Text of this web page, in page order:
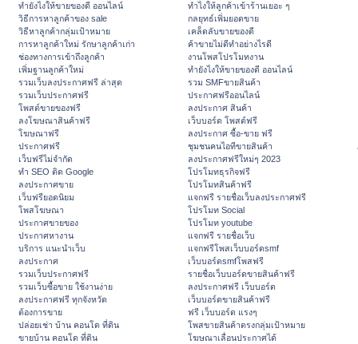
ทํายังไงให้ขายของดี ออนไลน์
วิธีการหาลูกค้าของ sale
วิธีหาลูกค้ากลุ่มเป้าหมาย
การหาลูกค้าใหม่ รักษาลูกค้าเก่า
ช่องทางการเข้าถึงลูกค้า
เพิ่มฐานลูกค้าใหม่
รวมเว็บลงประกาศฟรี ล่าสุด
รวมเว็บประกาศฟรี
โพสต์ขายของฟรี
ลงโฆษณาสินค้าฟรี
โฆษณาฟรี
ประกาศฟรี
เว็บฟรีไม่จำกัด
ทำ SEO ติด Google
ลงประกาศขาย
เว็บฟรียอดนิยม
โพสโฆษณา
ประกาศขายของ
ประกาศหางาน
บริการ แนะนำเว็บ
ลงประกาศ
รวมเว็บประกาศฟรี
รวมเว็บซื้อขาย ใช้งานง่าย
ลงประกาศฟรี ทุกจังหวัด
ต้องการขาย
ปล่อยเช่า บ้าน คอนโด ที่ดิน
ขายบ้าน คอนโด ที่ดิน
ทําไงให้ลูกค้าเข้าร้านเยอะ ๆ
กลยุทธ์เพิ่มยอดขาย
เคล็ดลับขายของดี
ค้าขายไม่ดีทำอย่างไรดี
งานโพสโปรโมทงาน
ทํายังไงให้ขายของดี ออนไลน์
รวม SMFขายสินค้า
ประกาศฟรีออนไลน์
ลงประกาศ สินค้า
เว็บบอร์ด โพสต์ฟรี
ลงประกาศ ซื้อ-ขาย ฟรี
ชุมชนคนไอทีขายสินค้า
ลงประกาศฟรีใหม่ๆ 2023
โปรโมทธุรกิจฟรี
โปรโมทสินค้าฟรี
แจกฟรี รายชื่อเว็บลงประกาศฟรี
โปรโมท Social
โปรโมท youtube
แจกฟรี รายชื่อเว็บ
แจกฟรีโพสเว็บบอร์ดsmf
เว็บบอร์ดsmfโพสฟรี
รายชื่อเว็บบอร์ดขายสินค้าฟรี
ลงประกาศฟรี เว็บบอร์ด
เว็บบอร์ดขายสินค้าฟรี
ฟรี เว็บบอร์ด แรงๆ
โพสขายสินค้าตรงกลุ่มเป้าหมาย
โฆษณาเลื่อนประกาศได้